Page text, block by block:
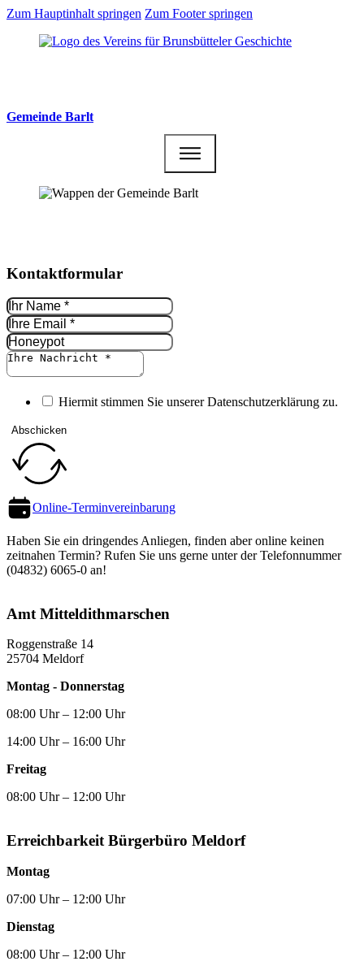
Zum Hauptinhalt springen Zum Footer springen
Gemeinde Barlt
Kontakt­formular
Hiermit stimmen Sie unserer Datenschutz­erklärung zu.
Abschicken
Online-Termin­vereinbarung
Haben Sie ein dringendes Anliegen, finden aber online keinen
zeitnahen Termin? Rufen Sie uns gerne unter der Telefon­nummer
(04832) 6065-0 an!
Amt Mittel­dithmarschen
Roggenstraße 14
25704 Meldorf
Montag - Donnerstag
08:00 Uhr – 12:00 Uhr
14:00 Uhr – 16:00 Uhr
Freitag
08:00 Uhr – 12:00 Uhr
Erreichbarkeit Bürgerbüro Meldorf
Montag
07:00 Uhr – 12:00 Uhr
Dienstag
08:00 Uhr – 12:00 Uhr